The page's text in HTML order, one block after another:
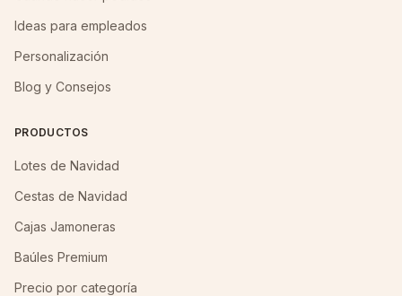
Ideas para empleados
Personalización
Blog y Consejos
PRODUCTOS
Lotes de Navidad
Cestas de Navidad
Cajas Jamoneras
Baúles Premium
Precio por categoría